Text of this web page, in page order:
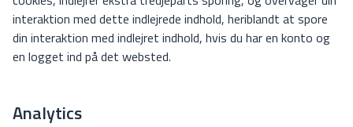
interaktion med dette indlejrede indhold, heriblandt at spore
din interaktion med indlejret indhold, hvis du har en konto og
en logget ind på det websted.
Analytics